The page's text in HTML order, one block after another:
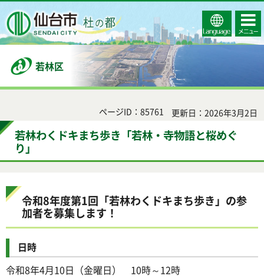
Select
Language
コンテ
ンツメ
ニュー
若林区
ページID：85761 更新日：2026年3月2日
若林わくドキまち歩き「若林・寺物語と桜めぐ
り」
令和8年度第1回「若林わくドキまち歩き」の参
加者を募集します！
日時
令和8年4月10日（金曜日） 10時～12時